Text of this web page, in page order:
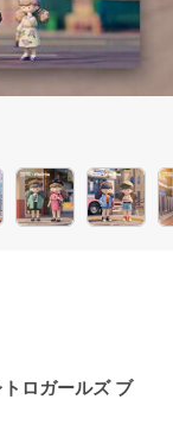
ロガールズ ブ